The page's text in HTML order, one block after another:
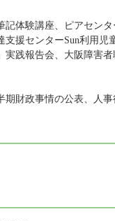
記体験講座、ピアセン
支援センターSun利用児
実践報告会、大阪障害
期財政事情の公表、人